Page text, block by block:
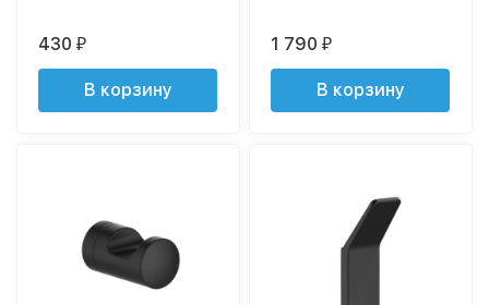
430₽
В корзину
1 790₽
В корзину